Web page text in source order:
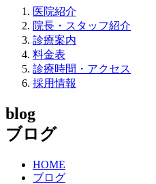
医院紹介
院長・スタッフ紹介
診療案内
料金表
診療時間・アクセス
採用情報
blog
ブログ
HOME
ブログ